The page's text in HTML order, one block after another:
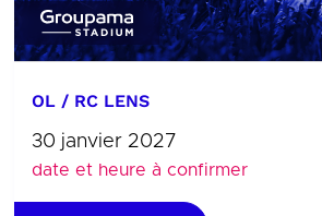
OL / RC LENS
30 janvier 2027
date et heure à confirmer